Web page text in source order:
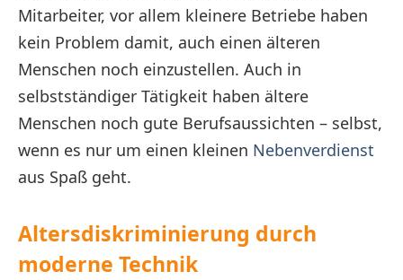
Mitarbeiter, vor allem kleinere Betriebe haben
kein Problem damit, auch einen älteren
Menschen noch einzustellen. Auch in
selbstständiger Tätigkeit haben ältere
Menschen noch gute Berufsaussichten – selbst,
wenn es nur um einen kleinen Nebenverdienst
aus Spaß geht.
Altersdiskriminierung durch
moderne Technik